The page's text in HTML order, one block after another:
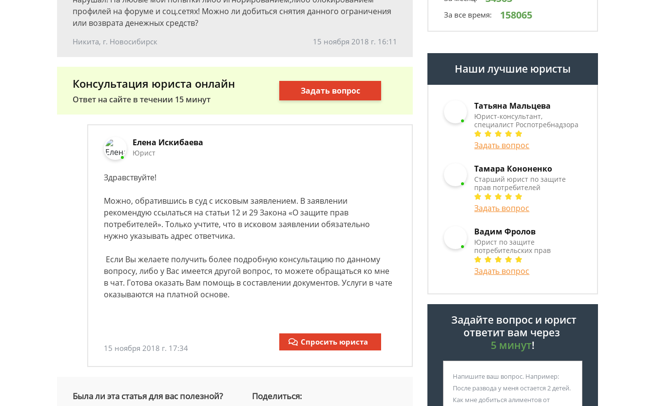
профилей на форуме и соц.сетях! Можно ли добиться снятия данного ограничения
или возврата денежных средств?
Никита, г. Новосибирск 15 ноября 2018 г. 16:11
Консультация юриста онлайн
Ответ на сайте в течении 15 минут
Задать вопрос
Елена Искибаева
Юрист
Здравствуйте!
Можно, обратившись в суд с исковым заявлением. В заявлении
рекомендую ссылаться на статьи 12 и 29 Закона «О защите прав
потребителей». Только учтите, что в исковом заявлении обязательно
нужно указывать адрес ответчика.
Если Вы желаете получить более подробную консультацию по данному
вопросу, либо у Вас имеется другой вопрос, то можете обращаться ко мне
в чат. Готова оказать Вам помощь в составлении документов. Услуги в чате
оказываются на платной основе.
15 ноября 2018 г. 17:34
Спросить юриста
Была ли эта статья для вас полезной? Поделиться:
За все время: 158065
Наши лучшие юристы
Татьяна Мальцева
Юрист-консультант,
специалист Роспотребнадзора
Задать вопрос
Тамара Кононенко
Старший юрист по защите
прав потребителей
Задать вопрос
Вадим Фролов
Юрист по защите
потребительских прав
Задать вопрос
Задайте вопрос и юрист
ответит вам через
5 минут!